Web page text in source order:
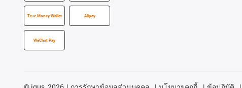
True Money Wallet Alipay
WeChat Pay